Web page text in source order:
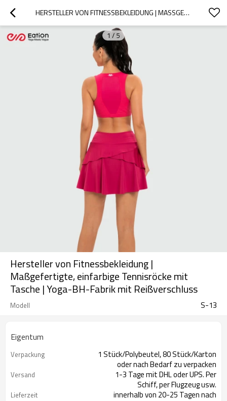
HERSTELLER VON FITNESSBEKLEIDUNG | MASSGEFERTIGTE, EINFARBIGE TENNISRÖCKE MIT TASCHE | YOGA-BH-FABRIK MIT REISSVERSCHLUSS
1 / 5
Hersteller von Fitnessbekleidung |
Maßgefertigte, einfarbige Tennisröcke mit
Tasche | Yoga-BH-Fabrik mit Reißverschluss
Modell S-13
Eigentum
Verpackung
1 Stück/Polybeutel, 80 Stück/Karton
oder nach Bedarf zu verpacken
Versand
1-3 Tage mit DHL oder UPS. Per
Schiff, per Flugzeug usw.
Lieferzeit
innerhalb von 20-25 Tagen nach